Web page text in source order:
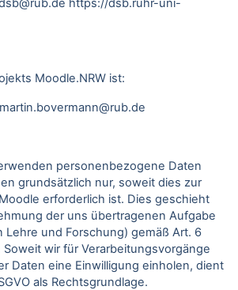
https://dsb.ruhr-uni-
Moodle.NRW ist:
martin.bovermann@rub.de
personenbezogene Daten
grundsätzlich nur, soweit dies zur
erforderlich ist. Dies geschieht
der uns übertragenen Aufgabe
Lehre und Forschung) gemäß Art. 6
Soweit wir für Verarbeitungsvorgänge
Daten eine Einwilligung einholen, dient
als Rechtsgrundlage.